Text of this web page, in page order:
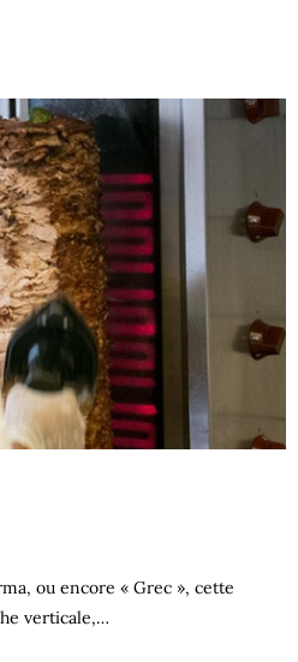
ou encore « Grec », cette
verticale,…